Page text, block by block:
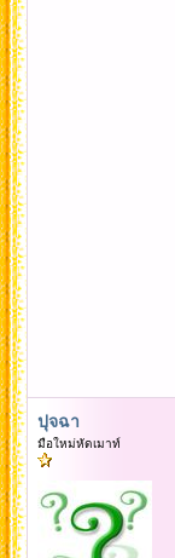
ปุจฉา
มือใหม่หัดเมาท์